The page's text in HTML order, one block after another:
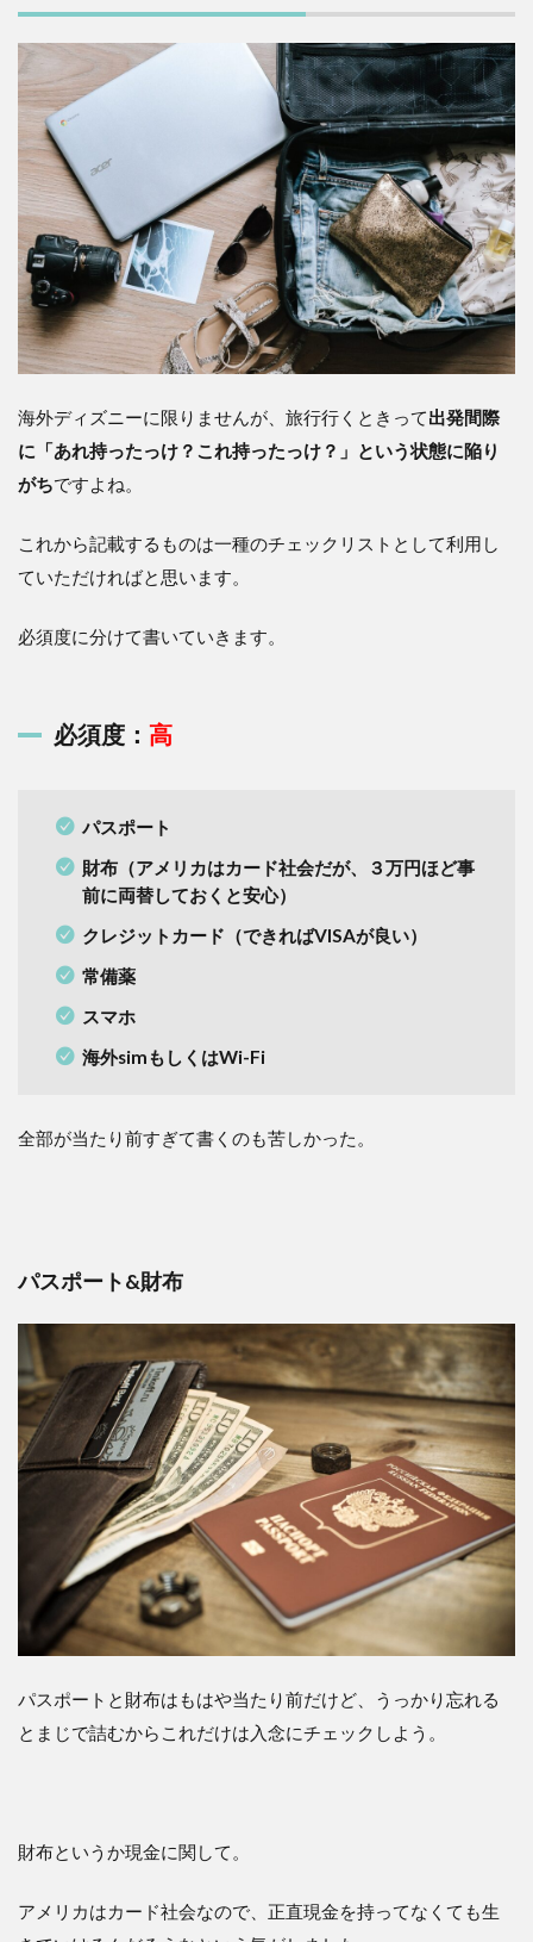
の
物
紹
介
1.1
度：
高
1.1.1
パスポ
ート&
財布
クレジ
ットカ
ード
良い）
1.1.3
1.1.4
海外sim
1.2
度：
中
1.2.1
1.2.2
1.2.3
1.2.5
ロック
1.3
必須
度：
低
1.3.1
日本の
ディズ
ニーパ
ークの
グッズ
1.3.2
保険
1.3.3
1.3.4
ッズ
海外ディズニーに限りませんが、旅行行くときって出発間際
に「あれ持ったっけ？これ持ったっけ？」という状態に陥り
がちですよね。
これから記載するものは一種のチェックリストとして利用し
ていただければと思います。
必須度に分けて書いていきます。
必須度： 高
パスポート
財布（アメリカはカード社会だが、３万円ほど事
前に両替しておくと安心）
クレジットカード（できればVISAが良い）
常備薬
スマホ
海外simもしくはWi-Fi
全部が当たり前すぎて書くのも苦しかった。
パスポート&財布
パスポートと財布はもはや当たり前だけど、うっかり忘れる
とまじで詰むからこれだけは入念にチェックしよう。
財布というか現金に関して。
アメリカはカード社会なので、正直現金を持ってなくても生